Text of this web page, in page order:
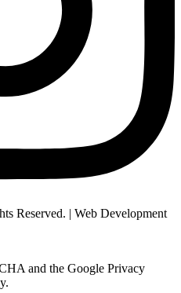
Reserved. | Web Development
and the Google Privacy